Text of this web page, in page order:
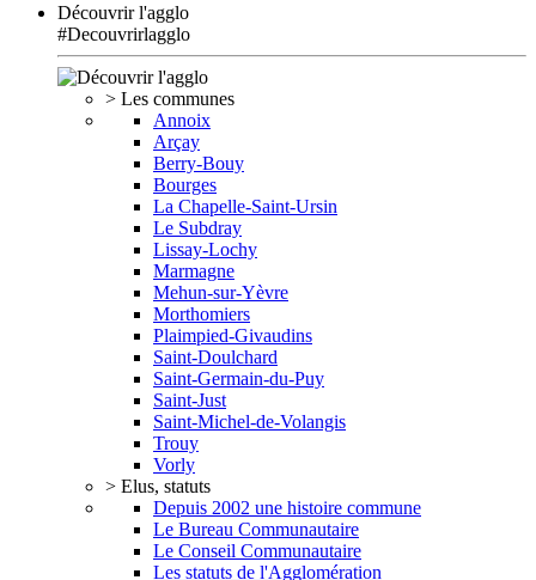
Découvrir l'agglo
#Decouvrirlagglo
> Les communes
Annoix
Arçay
Berry-Bouy
Bourges
La Chapelle-Saint-Ursin
Le Subdray
Lissay-Lochy
Marmagne
Mehun-sur-Yèvre
Morthomiers
Plaimpied-Givaudins
Saint-Doulchard
Saint-Germain-du-Puy
Saint-Just
Saint-Michel-de-Volangis
Trouy
Vorly
> Elus, statuts
Depuis 2002 une histoire commune
Le Bureau Communautaire
Le Conseil Communautaire
Les statuts de l'Agglomération